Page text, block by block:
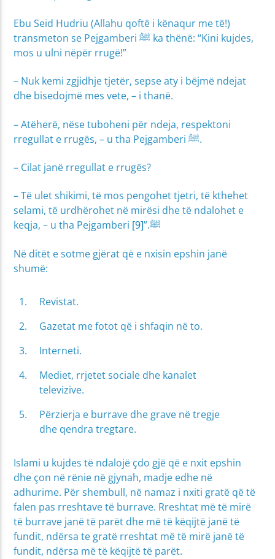
Ebu Seid Hudriu (Allahu qoftë i kënaqur me të!)
transmeton se Pejgamberi ﷺ ka thënë: “Kini kujdes,
mos u ulni nëpër rrugë!”
– Nuk kemi zgjidhje tjetër, sepse aty i bëjmë ndejat
dhe bisedojmë mes vete, – i thanë.
– Atëherë, nëse tuboheni për ndeja, respektoni
rregullat e rrugës, – u tha Pejgamberi ﷺ.
– Cilat janë rregullat e rrugës?
– Të ulet shikimi, të mos pengohet tjetri, të kthehet
selami, të urdhërohet në mirësi dhe të ndalohet e
keqja, – u tha Pejgamberi ﷺ.”[9]
Në ditët e sotme gjërat që e nxisin epshin janë
shumë:
Revistat.
Gazetat me fotot që i shfaqin në to.
Interneti.
Mediet, rrjetet sociale dhe kanalet
televizive.
Përzierja e burrave dhe grave në tregje
dhe qendra tregtare.
Islami u kujdes të ndalojë çdo gjë që e nxit epshin
dhe çon në rënie në gjynah, madje edhe në
adhurime. Për shembull, në namaz i nxiti gratë që të
falen pas rreshtave të burrave. Rreshtat më të mirë
të burrave janë të parët dhe më të këqijtë janë të
fundit, ndërsa te gratë rreshtat më të mirë janë të
fundit, ndërsa më të këqijtë të parët.